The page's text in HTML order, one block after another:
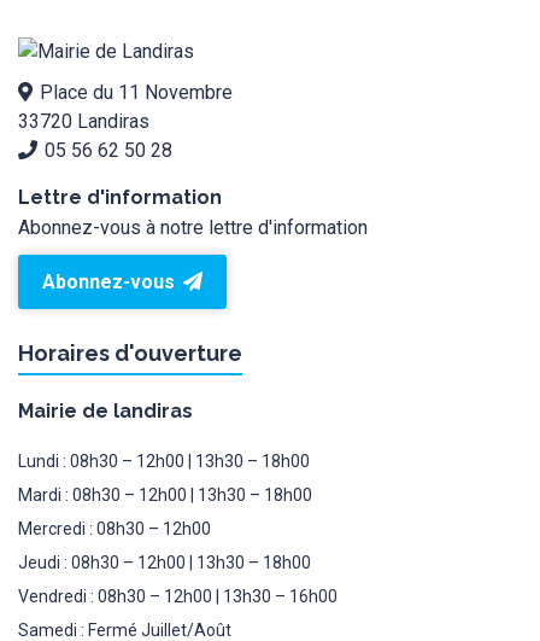
Place du 11 Novembre
33720 Landiras
05 56 62 50 28
Lettre d'information
Abonnez-vous à notre lettre d'information
Abonnez-vous
Horaires d'ouverture
Mairie de landiras
Lundi : 08h30 – 12h00 | 13h30 – 18h00
Mardi : 08h30 – 12h00 | 13h30 – 18h00
Mercredi : 08h30 – 12h00
Jeudi : 08h30 – 12h00 | 13h30 – 18h00
Vendredi : 08h30 – 12h00 | 13h30 – 16h00
Samedi : Fermé Juillet/Août